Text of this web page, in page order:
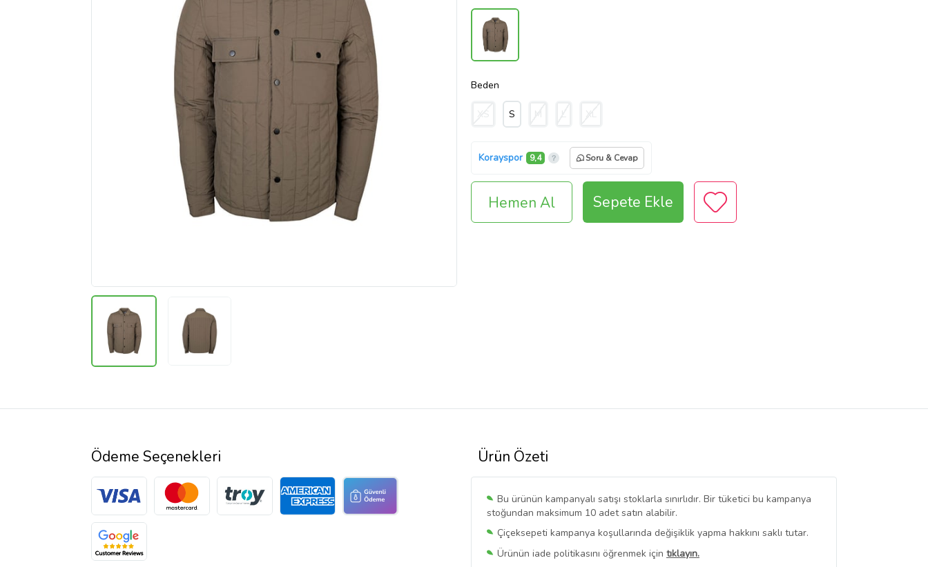
Beden
XS S M L XL
Korayspor 9,4 Soru & Cevap
Hemen Al Sepete Ekle
Ürün Özeti
Bu ürünün kampanyalı satışı stoklarla sınırlıdır. Bir tüketici bu kampanya
stoğundan maksimum 10 adet satın alabilir.
Çiçeksepeti kampanya koşullarında değişiklik yapma hakkını saklı tutar.
Ürünün iade politikasını öğrenmek için tıklayın.
Ödeme Seçenekleri